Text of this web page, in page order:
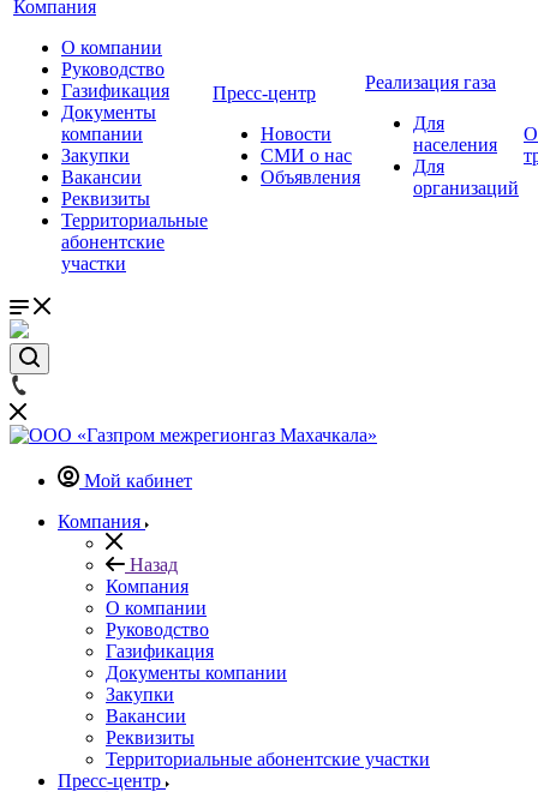
Компания
О компании
Руководство
Газификация
Документы
компании
Закупки
Вакансии
Реквизиты
Территориальные
абонентские
участки
Пресс-центр
Новости
СМИ о нас
Объявления
Реализация газа
Для
населения
Для
организаций
Мой кабинет
Компания
Назад
Компания
О компании
Руководство
Газификация
Документы компании
Закупки
Вакансии
Реквизиты
Территориальные абонентские участки
Пресс-центр